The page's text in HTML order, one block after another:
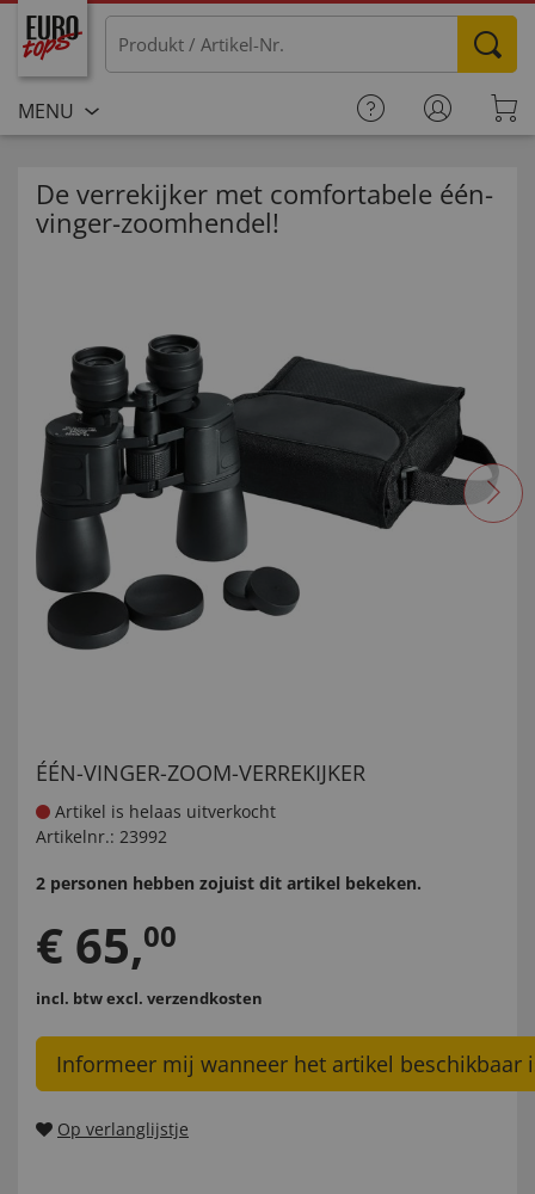
MENU
De verrekijker met comfortabele één-
vinger-zoomhendel!
ÉÉN-VINGER-ZOOM-VERREKIJKER
Artikel is helaas uitverkocht
Artikelnr.: 23992
2 personen hebben zojuist dit artikel bekeken.
€ 65,00
incl. btwexcl. verzendkosten
Informeer mij wanneer het artikel beschikbaar
Op verlanglijstje